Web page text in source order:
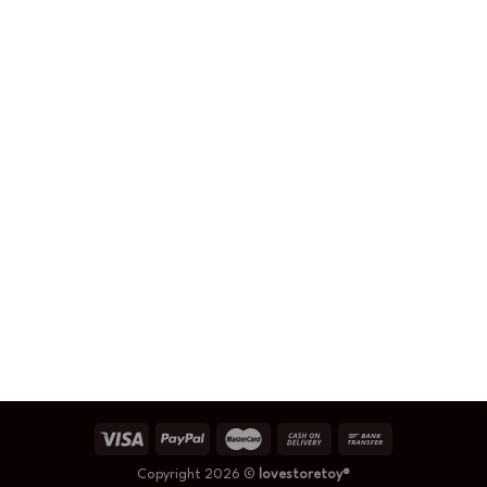
Copyright 2026 © lovestoretoy®